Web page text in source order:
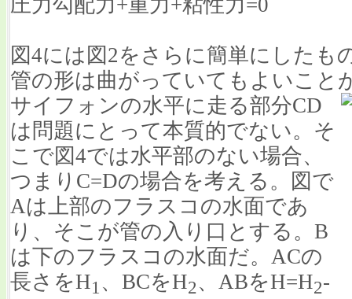
図4には図2をさらに簡単にした
管の形は曲がっていてもよいこと
サイフォンの水平に走る部分CD
は問題にとって本質的でない。そ
こで図4では水平部のない場合、
つまりC=Dの場合を考える。図で
Aは上部のフラスコの水面であ
り、そこが管の入り口とする。B
は下のフラスコの水面だ。ACの
長さをH1 、BCをH2、ABをH=H2-